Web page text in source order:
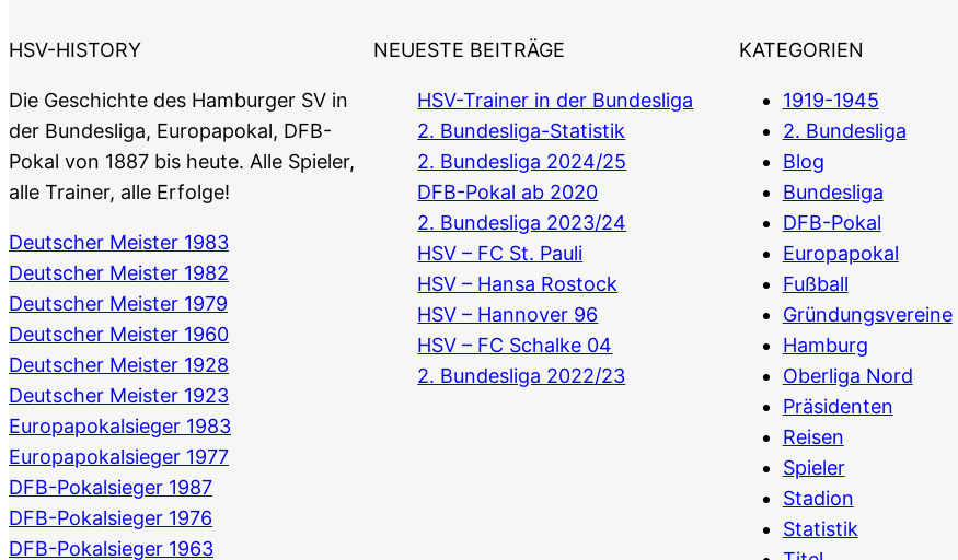
HSV-HISTORY
Die Geschichte des Hamburger SV in
der Bundesliga, Europapokal, DFB-
Pokal von 1887 bis heute. Alle Spieler,
alle Trainer, alle Erfolge!
Deutscher Meister 1983
Deutscher Meister 1982
Deutscher Meister 1979
Deutscher Meister 1960
Deutscher Meister 1928
Deutscher Meister 1923
Europapokalsieger 1983
Europapokalsieger 1977
DFB-Pokalsieger 1987
DFB-Pokalsieger 1976
DFB-Pokalsieger 1963
NEUESTE BEITRÄGE
HSV-Trainer in der Bundesliga
2. Bundesliga-Statistik
2. Bundesliga 2024/25
DFB-Pokal ab 2020
2. Bundesliga 2023/24
HSV – FC St. Pauli
HSV – Hansa Rostock
HSV – Hannover 96
HSV – FC Schalke 04
2. Bundesliga 2022/23
KATEGORIEN
1919-1945
2. Bundesliga
Blog
Bundesliga
DFB-Pokal
Europapokal
Fußball
Gründungsvereine
Hamburg
Oberliga Nord
Präsidenten
Reisen
Spieler
Stadion
Statistik